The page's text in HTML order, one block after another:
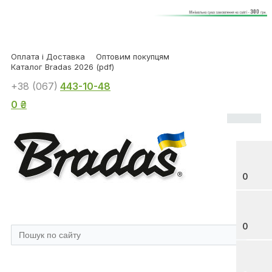
Оплата і Доставка
Оптовим покупцям
Каталог Bradas 2026 (pdf)
0
0
+38 (067) 443-10-48
0 ₴